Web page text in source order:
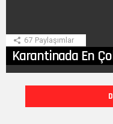
67 Paylaşımlar
Karantinada En